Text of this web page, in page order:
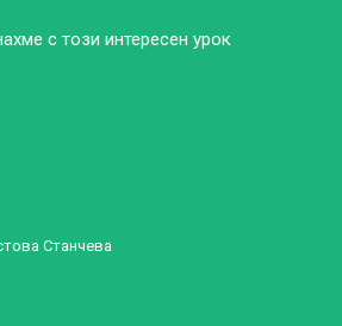
с този интересен урок
Станчева